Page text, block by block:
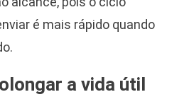
é mais rápido quando
a vida útil